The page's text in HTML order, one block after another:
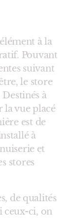
à la
Pouvant
suivant
le store
à
vue placé
est de
à
et
stores
de qualités
ceux-ci, on